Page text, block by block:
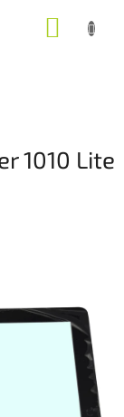
1010 Lite